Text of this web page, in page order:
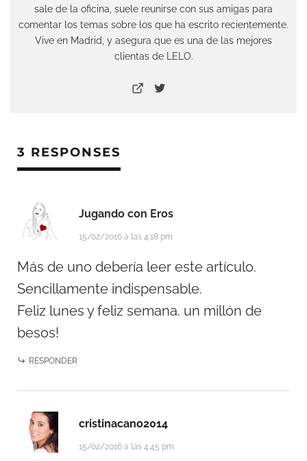
sale de la oficina, suele reunirse con sus amigas para
comentar los temas sobre los que ha escrito recientemente.
Vive en Madrid, y asegura que es una de las mejores
clientas de LELO.
3 RESPONSES
Jugando con Eros
15/02/2016 a las 4:18 pm
Más de uno debería leer este artículo.
Sencillamente indispensable.
Feliz lunes y feliz semana. un millón de
besos!
RESPONDER
cristinacano2014
15/02/2016 a las 4:45 pm